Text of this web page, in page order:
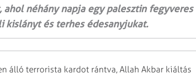
néhány napja egy palesztin fegyveres
és terhes édesanyjukat.
álló terrorista kardot rántva, Allah Akbar kiáltás